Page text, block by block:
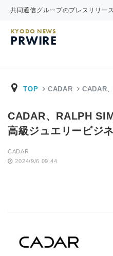
共同通信グループのプレスリリー
KYODO NEWS
PRWIRE
TOP CADAR CADAR
CADAR、RALPH
高級ジュエリービジ
CADAR
2024/9/6 09:44